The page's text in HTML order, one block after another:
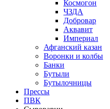
Космогон
ЧЗДА
Добровар
Аквавит
Империал
Афганский казан
Воронки и колбы
Банки
Бутыли
Бутылочницы
Прессы
ПВК